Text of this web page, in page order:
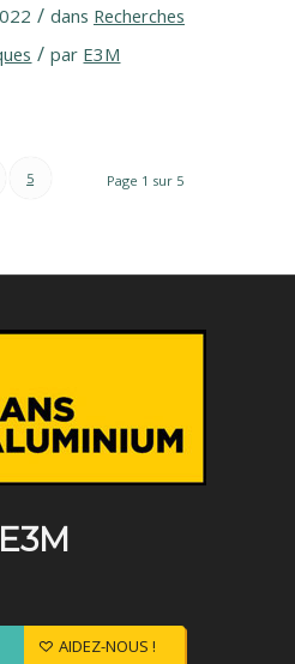
/ dans Recherches
/ par E3M
Page 1 sur 5
5
AIDEZ-NOUS !